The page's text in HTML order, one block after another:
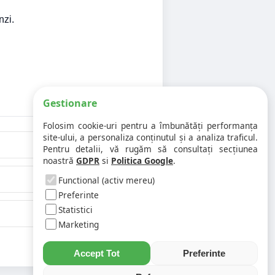
Gestionare
Folosim cookie-uri pentru a îmbunătăți performanța
site-ului, a personaliza conținutul și a analiza traficul.
Pentru detalii, vă rugăm să consultați secțiunea
noastră GDPR si Politica Google.
Functional (activ mereu)
Preferinte
Statistici
Marketing
Accept Tot Preferinte